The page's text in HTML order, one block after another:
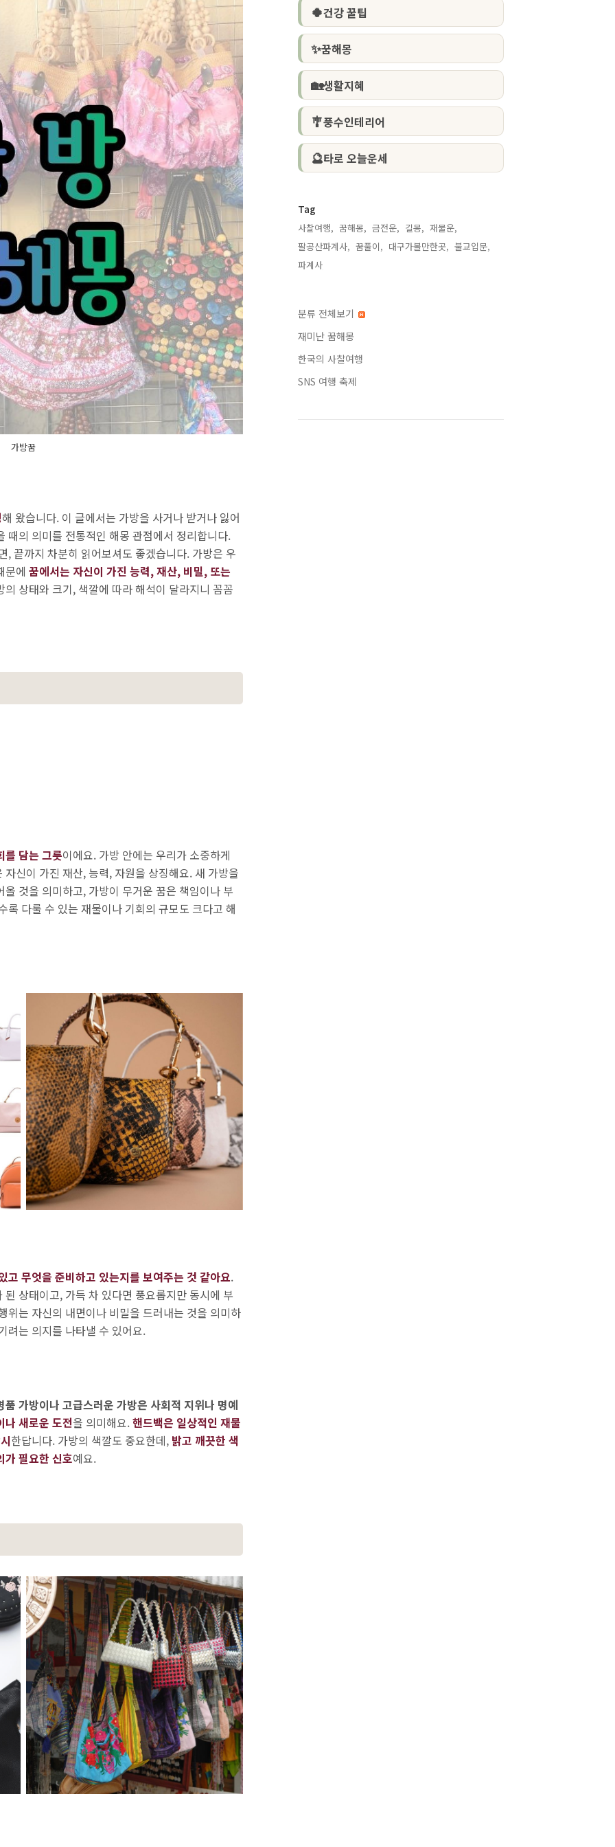
가방꿈
해 왔습니다. 이 글에서는 가방을 사거나 받거나 잃어
때의 의미를 전통적인 해몽 관점에서 정리합니다.
, 끝까지 차분히 읽어보셔도 좋겠습니다. 가방은 우
문에 꿈에서는 자신이 가진 능력, 재산, 비밀, 또는
의 상태와 크기, 색깔에 따라 해석이 달라지니 꼼꼼
를 담는 그릇이에요. 가방 안에는 우리가 소중하게
신이 가진 재산, 능력, 자원을 상징해요. 새 가방을
것을 의미하고, 가방이 무거운 꿈은 책임이나 부
다룰 수 있는 재물이나 기회의 규모도 크다고 해
고 무엇을 준비하고 있는지를 보여주는 것 같아요.
상태이고, 가득 차 있다면 풍요롭지만 동시에 부
위는 자신의 내면이나 비밀을 드러내는 것을 의미하
려는 의지를 나타낼 수 있어요.
품 가방이나 고급스러운 가방은 사회적 지위나 명예
나 새로운 도전을 의미해요.핸드백은 일상적인 재물
한답니다. 가방의 색깔도 중요한데, 밝고 깨끗한 색
가 필요한 신호예요.
🍀건강 꿀팁
✨꿈해몽
🏡생활지혜
🎐풍수인테리어
🔮타로 오늘운세
Tag
사찰여행, 꿈해몽, 금전운, 길몽, 재물운,
팔공산파계사, 꿈풀이, 대구가볼만한곳, 불교입문,
파계사,
분류 전체보기
재미난 꿈해몽
한국의 사찰여행
SNS 여행 축제